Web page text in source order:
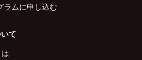
ラムに申し込む
て